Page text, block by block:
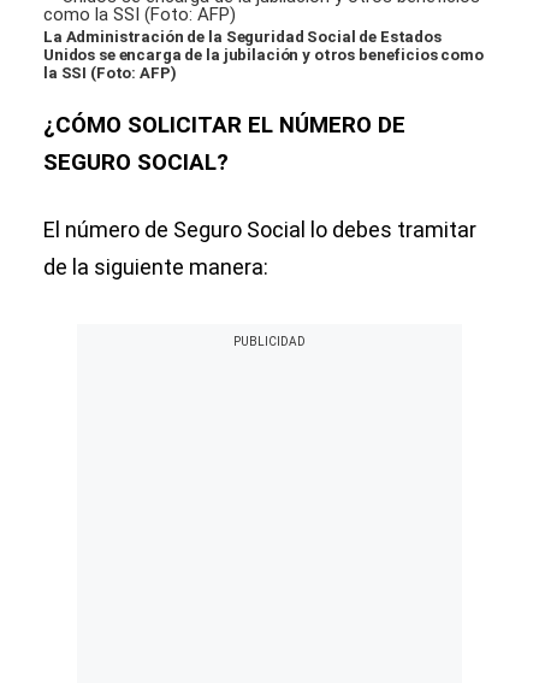
La Administración de la Seguridad Social de Estados
Unidos se encarga de la jubilación y otros beneficios como
la SSI (Foto: AFP)
¿CÓMO SOLICITAR EL NÚMERO DE
SEGURO SOCIAL?
El número de Seguro Social lo debes tramitar
de la siguiente manera: